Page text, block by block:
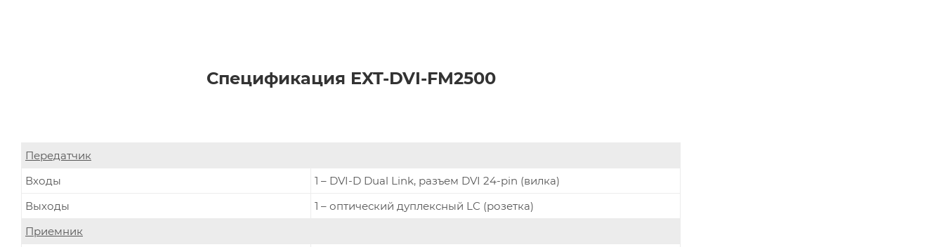
Спецификация EXT-DVI-FM2500
Передатчик
Входы
1 – DVI-D Dual Link, разъем DVI 24-pin (вилка)
Выходы
1 – оптический дуплексный LC (розетка)
Приемник